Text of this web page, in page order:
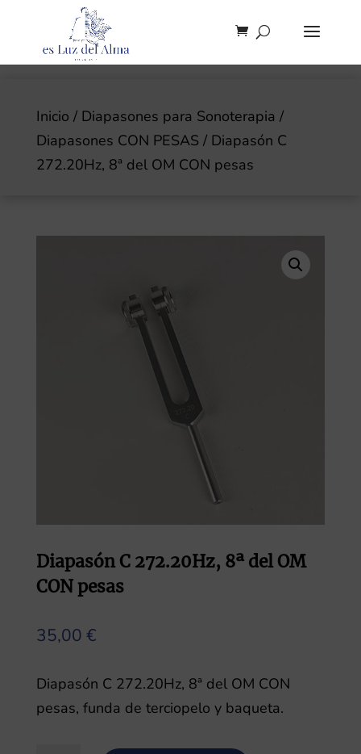
Inicio / Diapasones para Sonoterapia /
Diapasones CON PESAS / Diapasón C
272.20Hz, 8ª del OM CON pesas
Diapasón C 272.20Hz, 8ª del OM
CON pesas
35,00 €
Diapasón C 272.20Hz, 8ª del OM CON
pesas, funda de terciopelo y baqueta.